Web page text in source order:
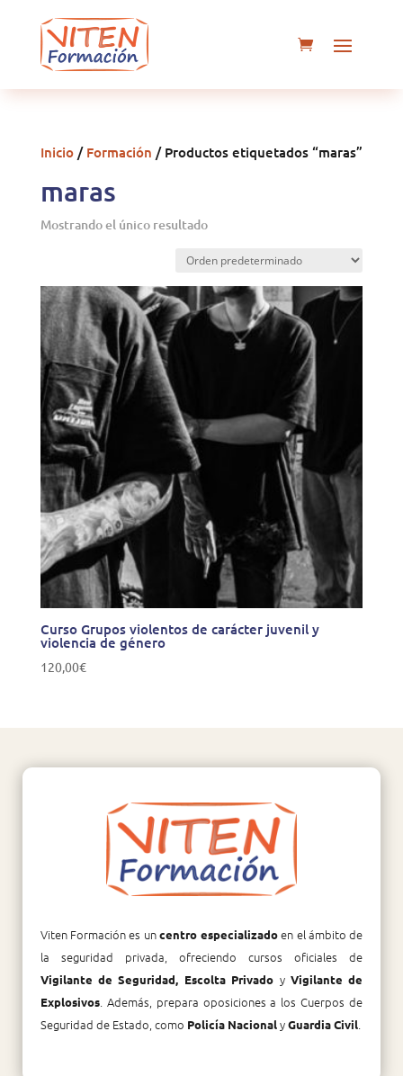
Inicio/ Formación / Productos etiquetados “maras”
maras
Mostrando el único resultado
Curso Grupos violentos de carácter juvenil y
violencia de género
120,00€
Viten Formación es uncentro especializadoen el ámbito de
la seguridad privada, ofreciendo cursos oficiales de
Vigilante de Seguridad, Escolta Privado yVigilante de
Explosivos. Además, prepara oposiciones a los Cuerpos de
Seguridad de Estado, como Policía NacionalyGuardia Civil.